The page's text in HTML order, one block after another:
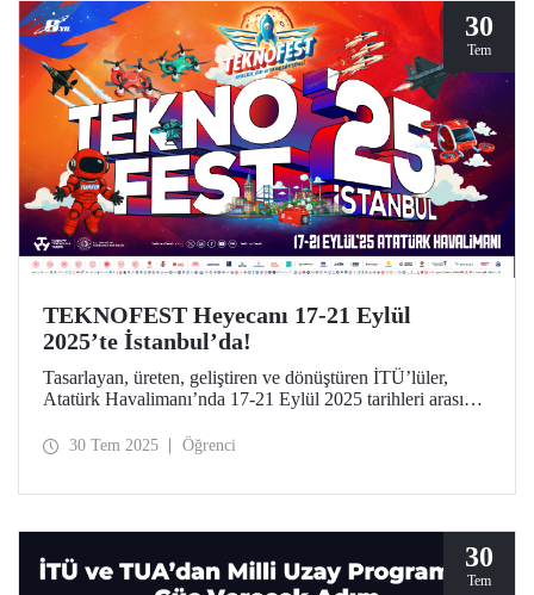
30
Tem
TEKNOFEST Heyecanı 17-21 Eylül
2025’te İstanbul’da!
Tasarlayan, üreten, geliştiren ve dönüştüren İTÜ’lüler,
Atatürk Havalimanı’nda 17-21 Eylül 2025 tarihleri arasında
30 Tem 2025 Öğrenci
30
Tem